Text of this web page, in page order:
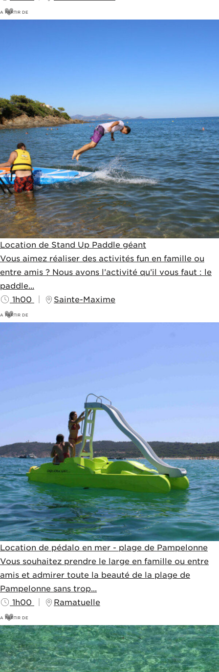
A PARTIR DE
Location de Stand Up Paddle géant
Vous aimez réaliser des activités fun en famille ou
entre amis ? Nous avons l’activité qu’il vous faut : le
paddle...
1h00
Sainte-Maxime
A PARTIR DE
Location de pédalo en mer - plage de Pampelonne
Vous souhaitez prendre le large en famille ou entre
amis et admirer toute la beauté de la plage de
Pampelonne sans trop...
1h00
Ramatuelle
A PARTIR DE
45€
50€